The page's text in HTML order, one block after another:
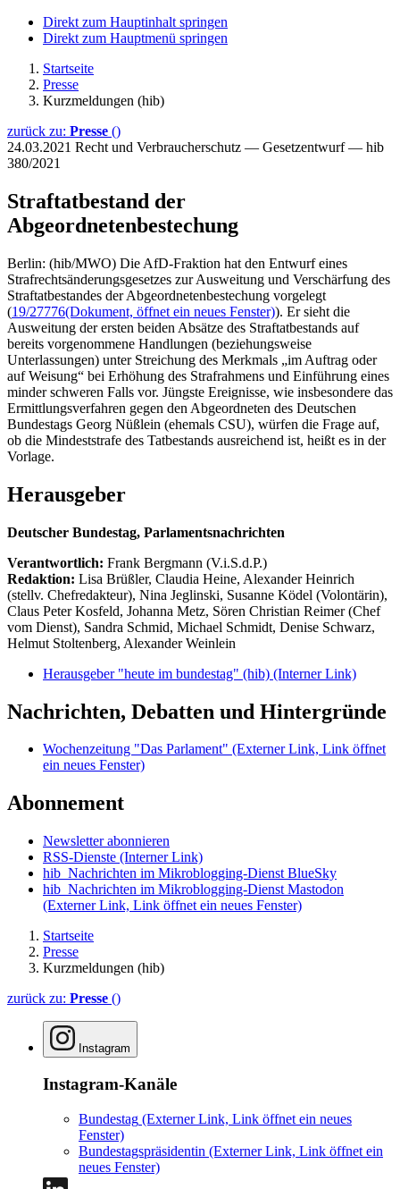
Direkt zum Hauptinhalt springen
Direkt zum Hauptmenü springen
Startseite
Presse
Kurzmeldungen (hib)
zurück zu: Presse ()
24.03.2021 Recht und Verbraucherschutz — Gesetzentwurf — hib
380/2021
Straftatbestand der
Abgeordnetenbestechung
Berlin: (hib/MWO) Die AfD-Fraktion hat den Entwurf eines
Strafrechtsänderungsgesetzes zur Ausweitung und Verschärfung des
Straftatbestandes der Abgeordnetenbestechung vorgelegt
(19/27776(Dokument, öffnet ein neues Fenster)). Er sieht die
Ausweitung der ersten beiden Absätze des Straftatbestands auf
bereits vorgenommene Handlungen (beziehungsweise
Unterlassungen) unter Streichung des Merkmals „im Auftrag oder
auf Weisung“ bei Erhöhung des Strafrahmens und Einführung eines
minder schweren Falls vor. Jüngste Ereignisse, wie insbesondere das
Ermittlungsverfahren gegen den Abgeordneten des Deutschen
Bundestags Georg Nüßlein (ehemals CSU), würfen die Frage auf,
ob die Mindeststrafe des Tatbestands ausreichend ist, heißt es in der
Vorlage.
Herausgeber
Deutscher Bundestag, Parlamentsnachrichten
Verantwortlich: Frank Bergmann (V.i.S.d.P.)
Redaktion: Lisa Brüßler, Claudia Heine, Alexander Heinrich
(stellv. Chefredakteur), Nina Jeglinski, Susanne Ködel (Volontärin),
Claus Peter Kosfeld, Johanna Metz, Sören Christian Reimer (Chef
vom Dienst), Sandra Schmid, Michael Schmidt, Denise Schwarz,
Helmut Stoltenberg, Alexander Weinlein
Herausgeber "heute im bundestag" (hib) (Interner Link)
Nachrichten, Debatten und Hintergründe
Wochenzeitung "Das Parlament" (Externer Link, Link öffnet
ein neues Fenster)
Abonnement
Newsletter abonnieren
RSS-Dienste (Interner Link)
hib_Nachrichten im Mikroblogging-Dienst BlueSky
hib_Nachrichten im Mikroblogging-Dienst Mastodon
(Externer Link, Link öffnet ein neues Fenster)
Startseite
Presse
Kurzmeldungen (hib)
zurück zu: Presse ()
Instagram
Instagram-Kanäle
Bundestag (Externer Link, Link öffnet ein neues
Fenster)
Bundestagspräsidentin (Externer Link, Link öffnet ein
neues Fenster)